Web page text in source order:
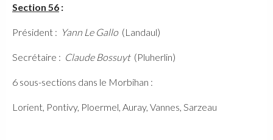
Section 56 :
Président : Yann Le Gallo (Landaul)
Secrétaire : Claude Bossuyt (Pluherlin)
6 sous-sections dans le Morbihan :
Lorient, Pontivy, Ploermel, Auray, Vannes, Sarzeau